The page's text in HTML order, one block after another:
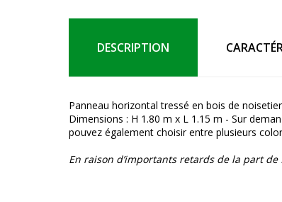
DESCRIPTION
Panneau horizontal tressé en bois de
Dimensions : H 1.80 m x L 1.15 m - Sur
pouvez également choisir entre plusieurs
En raison d’importants retards de la part